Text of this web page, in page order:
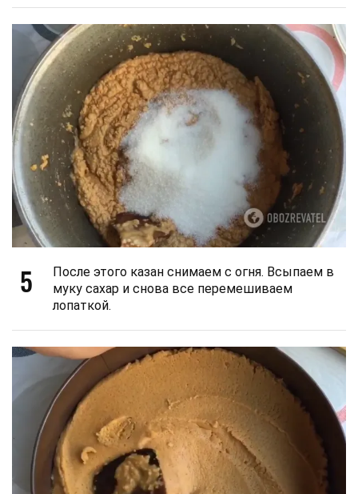
5
После этого казан снимаем с огня. Всыпаем в
муку сахар и снова все перемешиваем
лопаткой.